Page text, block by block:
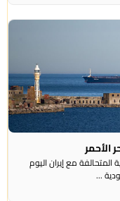
​مع إيران اليوم
...